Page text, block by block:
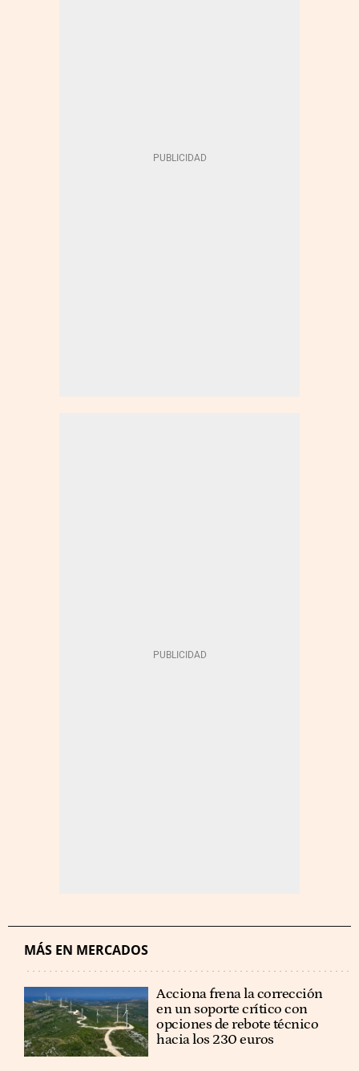
MÁS EN MERCADOS
Acciona frena la corrección
en un soporte crítico con
opciones de rebote técnico
hacia los 230 euros